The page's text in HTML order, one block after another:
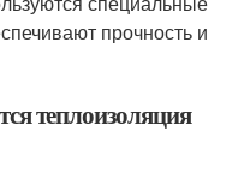
прочность и
теплоизоляция